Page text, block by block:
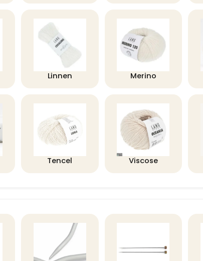
Linnen Merino
Tencel Viscose